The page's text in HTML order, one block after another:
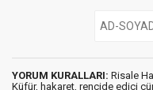
YORUM KURALLARI: Risale
Küfür, hakaret, rencide edici